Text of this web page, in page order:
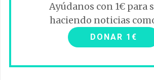
Ayúdanos con 1€ para
haciendo noticias
DONAR 1€